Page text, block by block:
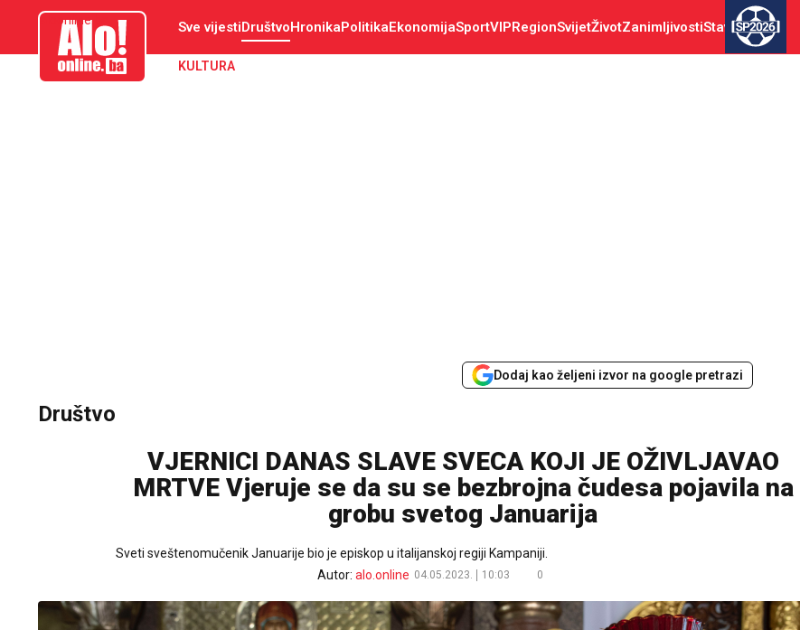
aloonline.ba Sve vijestiDruštvoHronikaPolitikaEkonomijaSportVIPRegionSvijetŽivotZanimljivostiStav SP2026
KULTURA
Dodaj kao željeni izvor na google pretrazi
Društvo
VJERNICI DANAS SLAVE SVECA KOJI JE OŽIVLJAVAO
MRTVE Vjeruje se da su se bezbrojna čudesa pojavila na
grobu svetog Januarija
Sveti sveštenomučenik Januarije bio je episkop u italijanskoj regiji Kampaniji.
Autor: alo.online 04.05.2023. 10:03 0